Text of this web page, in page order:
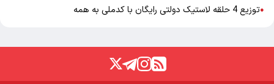
●توزیع 4 حلقه لاستیک دولتی رایگان با کدملی به همه